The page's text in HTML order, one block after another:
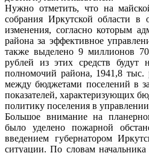
Нужно отметить, что на
собрания Иркутской области в
изменения, согласно которым
района за эффективное
также выделено 9 миллионов
рублей из этих средств будут
полномочий района, 1941,8 тыс.
между бюджетами поселений в
показателей, характеризующих
политику поселения в
Большое внимание на
было уделено пожарной
введением губернатором
ситуации. По словам